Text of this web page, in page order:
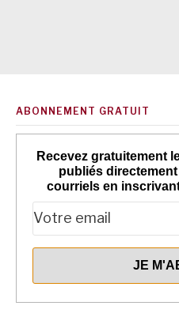
ABONNEMENT GRATUIT
Recevez gratuitement
publiés
courriels en